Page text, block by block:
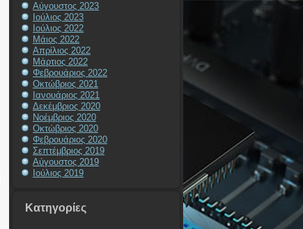
Αύγουστος 2023
Ιούλιος 2023
Ιούλιος 2022
Μάιος 2022
Απρίλιος 2022
Μάρτιος 2022
Φεβρουάριος 2022
Οκτώβριος 2021
Ιανουάριος 2021
Δεκέμβριος 2020
Νοέμβριος 2020
Οκτώβριος 2020
Φεβρουάριος 2020
Σεπτέμβριος 2019
Αύγουστος 2019
Ιούλιος 2019
Kατηγορίες